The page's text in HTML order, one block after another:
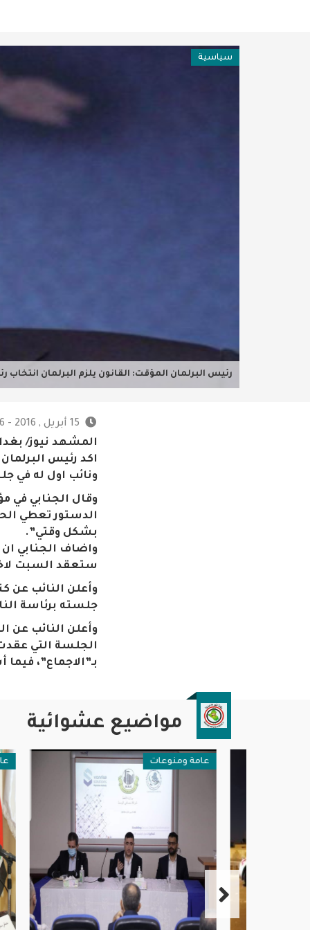
سياسية
رئيس البرلمان المؤقت: القانون يلزم البرلمان
15 أبريل , 2016 - 7:26 ص
المشهد نيوز/
اكد رئيس
ونائب اول له في
الدستور تعطي
بشكل وقتي”.
واضاف الجنابي
ستعقد السبت
وأعلن النائب عن
جلسته برئاسة النائب عدنان الجنابي
وأعلن النائب عن
الجلسة التي
بـ”الاجماع”،
مواضيع عشوائية
عامة ومنوعات عامة